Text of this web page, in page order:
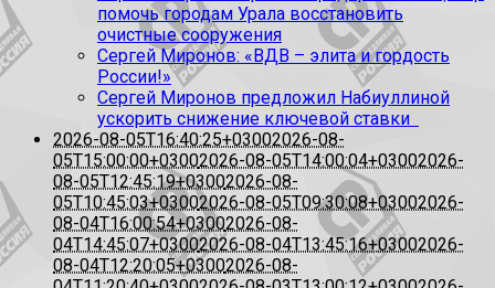
помочь городам Урала восстановить
очистные сооружения
Сергей Миронов: «ВДВ – элита и гордость
России!»
Сергей Миронов предложил Набиуллиной
ускорить снижение ключевой ставки
2026-08-05T16:40:25+03002026-08-
05T15:00:00+03002026-08-05T14:00:04+03002026-
08-05T12:45:19+03002026-08-
05T10:45:03+03002026-08-05T09:30:08+03002026-
08-04T16:00:54+03002026-08-
04T14:45:07+03002026-08-04T13:45:16+03002026-
08-04T12:20:05+03002026-08-